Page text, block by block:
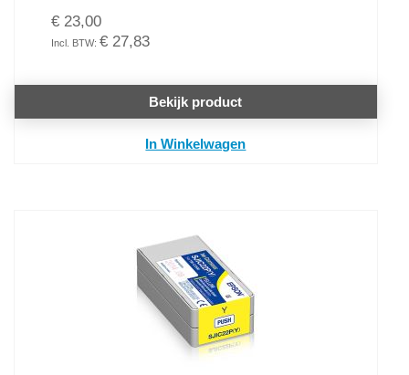
€ 23,00
€ 27,83
Bekijk product
In Winkelwagen